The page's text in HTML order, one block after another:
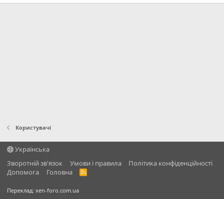
Користувачі
Українська
Зворотній зв'язок
Умови і правила
Політика конфіденційності
Дoпoмoга
Головна
R
Переклад: xen-foro.com.ua